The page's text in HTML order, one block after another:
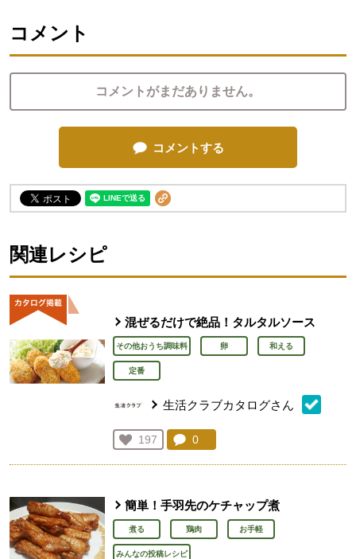
コメント
コメントがまだありません。
コメントする
関連レシピ
混ぜるだけで絶品！タルタルソース
その他おうち調味料 卵 和える
定番
生活クラブカタログさん
お気に入り登録：
197
人が登録
コメント：
0
簡単！手羽先のケチャップ煮
煮る 鶏肉 お手軽
みんなの投稿レシピ